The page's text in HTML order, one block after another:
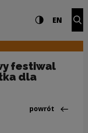
i Wysoki
EN
festiwal
dla
Powrót
powrót